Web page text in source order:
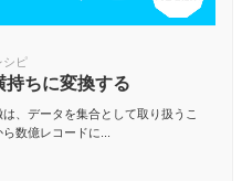
シピ
ちに変換する
、データを集合として取り扱うこ
数億レコードに...